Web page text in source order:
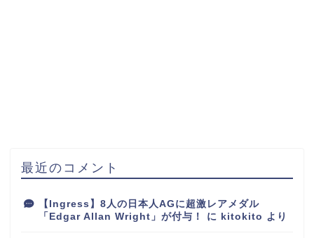
最近のコメント
【Ingress】8人の日本人AGに超激レアメダル
「Edgar Allan Wright」が付与！
に kitokito より